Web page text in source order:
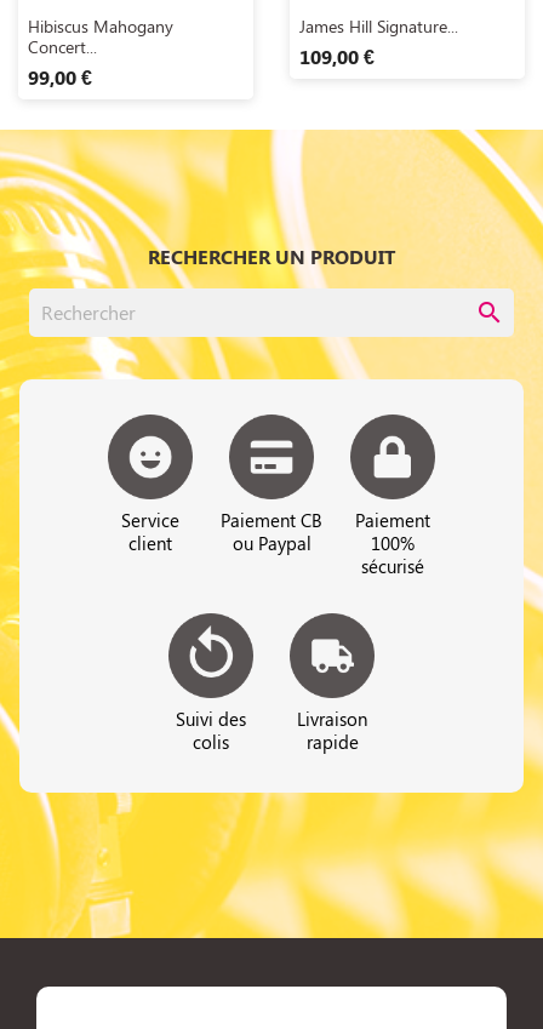
 Aperçu rapide
Hibiscus Mahogany
Concert...
99,00 €
Aperçu rapide
James Hill Signature...
109,00 €
RECHERCHER UN PRODUIT
search
Service
client
Paiement CB
ou Paypal
Paiement
100%
sécurisé
Suivi des
colis
Livraison
rapide